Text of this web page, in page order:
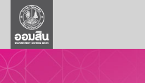
ลูกค้าธุรกิจ
ลูกค้าผู้ประกอบรายย่อย